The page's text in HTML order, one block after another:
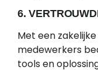
6.
Met een
medewerkers
tools en